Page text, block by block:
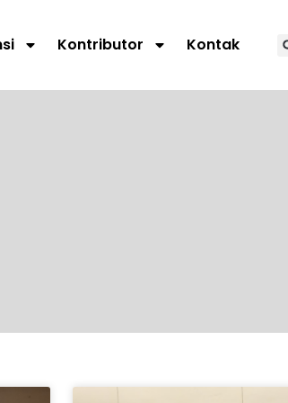
Kontributor Kontak